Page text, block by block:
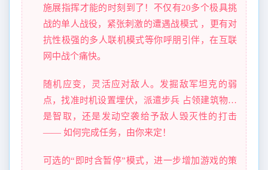
施展指挥才能的时刻到了！不仅有20多个极具挑
战的单人战役，紧张刺激的遭遇战模式 ，更有对
抗性极强的多人联机模式等你呼朋引伴，在互联
网中战个痛快。
随机应变，灵活应对敌人。发掘敌军坦克的弱
点，找准时机设置埋伏，派遣步兵 占领建筑物…
是智取，还是发动空袭给予敌人毁灭性的打击
—— 如何完成任务，由你来定！
可选的“即时含暂停”模式，进一步增加游戏的策